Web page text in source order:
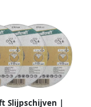
Slijpschijven |